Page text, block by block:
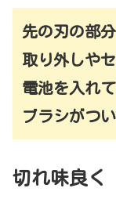
先の刃の部
取り外しや
電池を入れ
ブラシがつ
切れ味良く